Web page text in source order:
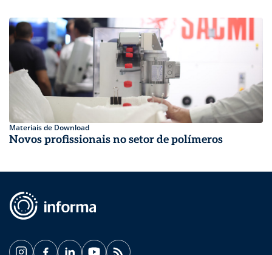
Materiais de Download
Novos profissionais no setor de polímeros